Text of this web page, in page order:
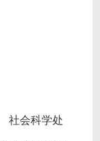
社会科学处